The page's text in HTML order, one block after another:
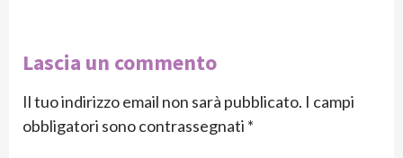
Lascia un commento
Il tuo indirizzo email non sarà pubblicato. I campi
obbligatori sono contrassegnati *